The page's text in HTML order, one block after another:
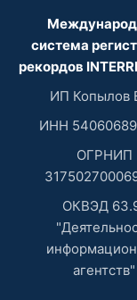
система
рекордов
ИП Копылов
ИНН
ОГРНИП
ОКВЭД
агентств"